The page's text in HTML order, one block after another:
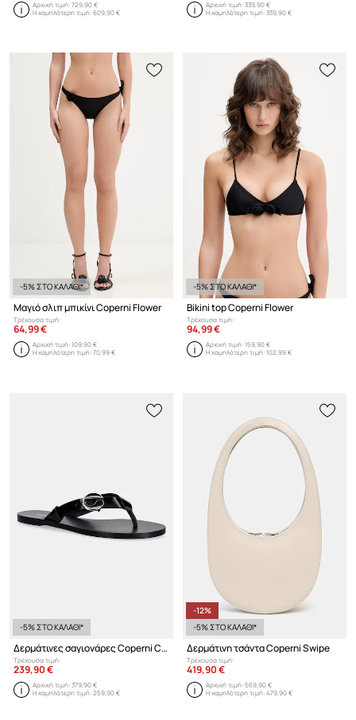
Αρχική τιμή:729,90 €
Η χαμηλότερη τιμή:609,90 €
Αρχική τιμή:339,90 €
Η χαμηλότερη τιμή:339,90 €
-5% ΣΤΟ ΚΑΛΑΘΙ*
Μαγιό σλιπ μπικίνι Coperni Flower
Τρέχουσα τιμή:
64,99 €
Αρχική τιμή:109,90 €
Η χαμηλότερη τιμή:70,99 €
-5% ΣΤΟ ΚΑΛΑΘΙ*
Bikini top Coperni Flower
Τρέχουσα τιμή:
94,99 €
Αρχική τιμή:159,90 €
Η χαμηλότερη τιμή:102,99 €
-5% ΣΤΟ ΚΑΛΑΘΙ*
Δερμάτινες σαγιονάρες Coperni C-logo
Τρέχουσα τιμή:
239,90 €
Αρχική τιμή:379,90 €
Η χαμηλότερη τιμή:259,90 €
-12%
-5% ΣΤΟ ΚΑΛΑΘΙ*
Δερμάτινη τσάντα Coperni Swipe
Τρέχουσα τιμή:
419,90 €
Αρχική τιμή:569,90 €
Η χαμηλότερη τιμή:479,90 €